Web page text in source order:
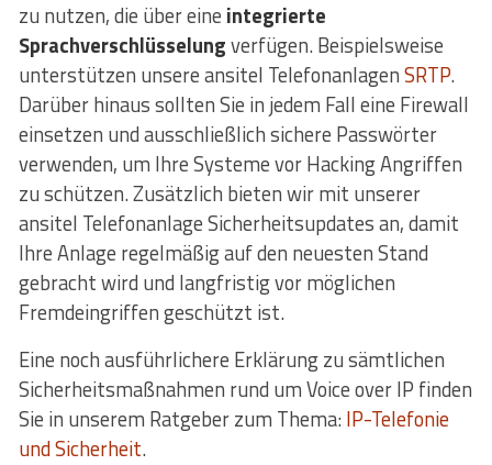
zu nutzen, die über eine integrierte
Sprachverschlüsselungverfügen. Beispielsweise
unterstützen unsere ansitel TelefonanlagenSRTP.
Darüber hinaus sollten Sie in jedem Fall eine Firewall
einsetzen und ausschließlich sichere Passwörter
verwenden, um Ihre Systeme vor Hacking Angriffen
zu schützen. Zusätzlich bieten wir mit unserer
ansitel Telefonanlage Sicherheitsupdates an, damit
Ihre Anlage regelmäßig auf den neuesten Stand
gebracht wird und langfristig vor möglichen
Fremdeingriffen geschützt ist.
Eine noch ausführlichere Erklärung zu sämtlichen
Sicherheitsmaßnahmen rund um Voice over IP finden
Sie in unserem Ratgeber zum Thema:IP-Telefonie
und Sicherheit.